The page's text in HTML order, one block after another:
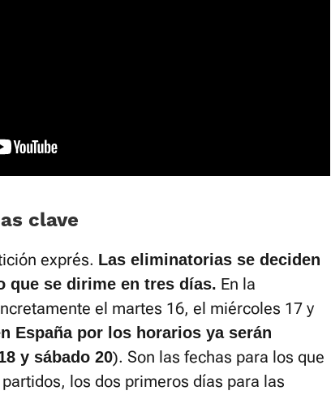
clave
exprés. Las eliminatorias se deciden
que se dirime en tres días. En la
el martes 16, el miércoles 17 y
España por los horarios ya serán
y sábado 20). Son las fechas para los que
los dos primeros días para las